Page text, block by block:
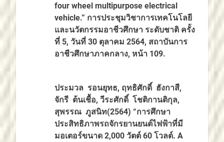
four wheel multipurpose electrical
vehicle.” การประชุมวิชาการเทคโนโลยี
และนวัตกรรมอาชีวศึกษา ระดับชาติ ครั้ง
ที่ 5, วันที่ 30 ตุลาคม 2564, สถาบันการ
อาชีวศึกษาภาคกลาง, หน้า 109.
ประมวล รอนยุทธ, ฤทธิศักดิ์ ฮังกาสี,
จักรี ต้นเชื้อ, วีระศักดิ์ โชติกานติกุล,
สุพรรณ ภูสนิท(2564) “การศึกษา
ประสิทธิภาพรถจักรยานยนต์ไฟฟ้าที่มี
มอเตอร์ขนาด 2,000 วัตต์ 60 โวลต์. A